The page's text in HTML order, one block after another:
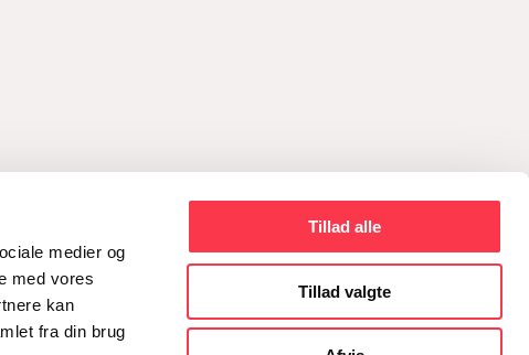
medier og
med vores
kan
fra din brug
Tillad alle
Tillad valgte